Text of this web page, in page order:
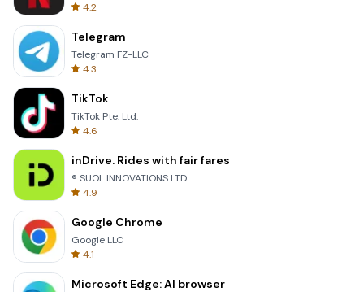
4.2
Telegram
Telegram FZ-LLC
4.3
TikTok
TikTok Pte. Ltd.
4.6
inDrive. Rides with fair fares
® SUOL INNOVATIONS LTD
4.9
Google Chrome
Google LLC
4.1
Microsoft Edge: AI browser